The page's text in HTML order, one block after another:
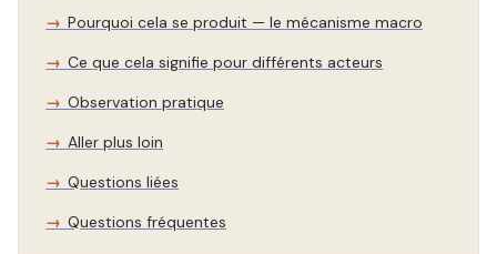
Pourquoi cela se produit — le mécanisme macro
Ce que cela signifie pour différents acteurs
Observation pratique
Aller plus loin
Questions liées
Questions fréquentes